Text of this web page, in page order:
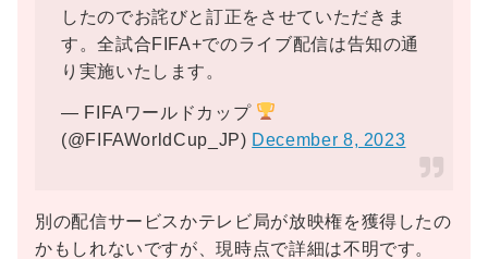
したのでお詫びと訂正をさせていただきま
す。全試合FIFA+でのライブ配信は告知の通
り実施いたします。
— FIFAワールドカップ
(@FIFAWorldCup_JP) December 8, 2023
別の配信サービスかテレビ局が放映権を獲得したの
かもしれないですが、現時点で詳細は不明です。